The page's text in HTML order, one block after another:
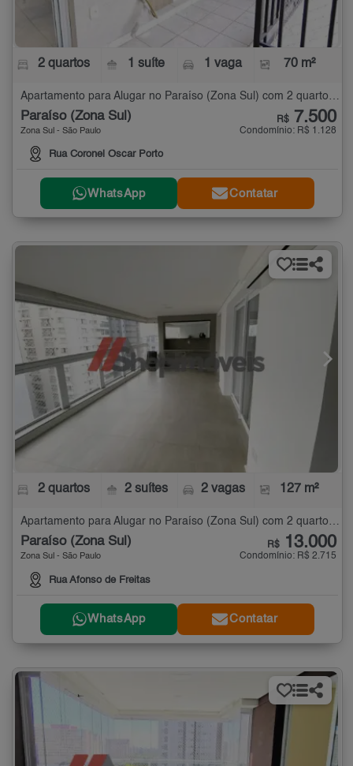
2 quartos 1 suíte 1 vaga 70 m²
Apartamento para Alugar no Paraíso (Zona Sul) com 2 quartos - 70 m²
Paraíso (Zona Sul)
Zona Sul - São Paulo
Rua Coronel Oscar Porto
R$ 7.500
Condomínio: R$ 1.128
WhatsApp Contatar
2 quartos 2 suítes 2 vagas 127 m²
Apartamento para Alugar no Paraíso (Zona Sul) com 2 quartos - 127 m²
Paraíso (Zona Sul)
Zona Sul - São Paulo
Rua Afonso de Freitas
R$ 13.000
Condomínio: R$ 2.715
WhatsApp Contatar